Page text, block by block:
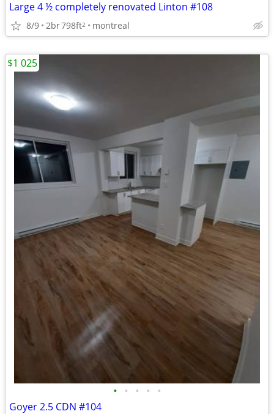
Large 4 ½ completely renovated Linton #108
8/9 2br798ft2 montreal
• • • • •
Goyer 2.5­ CDN #104
$1 025